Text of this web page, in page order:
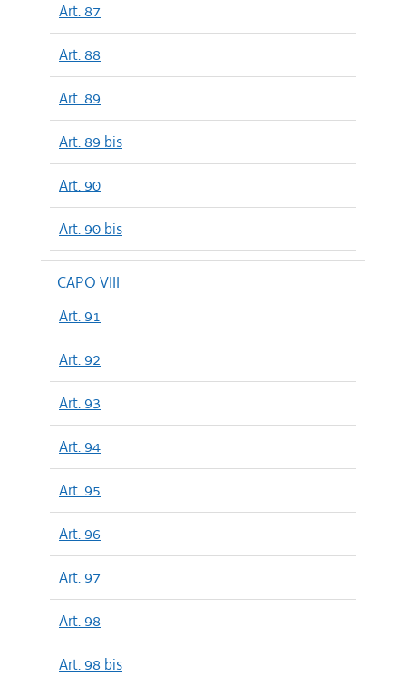
Art. 87
Art. 88
Art. 89
Art. 89 bis
Art. 90
Art. 90 bis
CAPO VIII
Art. 91
Art. 92
Art. 93
Art. 94
Art. 95
Art. 96
Art. 97
Art. 98
Art. 98 bis